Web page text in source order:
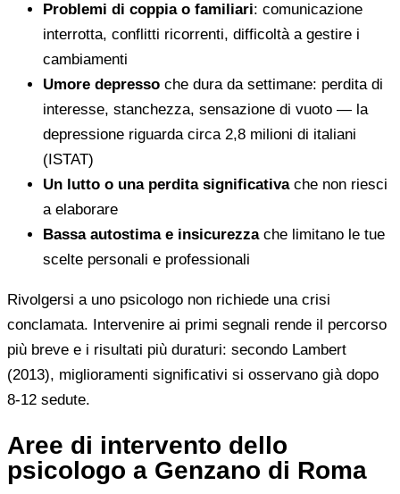
Problemi di coppia o familiari: comunicazione
interrotta, conflitti ricorrenti, difficoltà a gestire i
cambiamenti
Umore depresso che dura da settimane: perdita di
interesse, stanchezza, sensazione di vuoto — la
depressione riguarda circa 2,8 milioni di italiani
(ISTAT)
Un lutto o una perdita significativache non riesci
a elaborare
Bassa autostima e insicurezzache limitano le tue
scelte personali e professionali
Rivolgersi a uno psicologo non richiede una crisi
conclamata. Intervenire ai primi segnali rende il percorso
più breve e i risultati più duraturi: secondo Lambert
(2013), miglioramenti significativi si osservano già dopo
8-12 sedute.
Aree di intervento dello
psicologo a Genzano di Roma